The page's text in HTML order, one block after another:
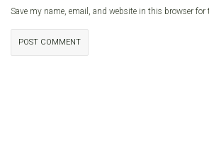
Save my name, email, and website in this browser